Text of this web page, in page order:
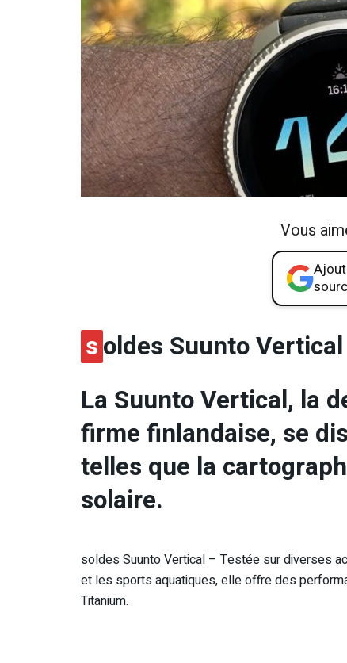
Vous
soldes Suunto Vertical
La Suunto Vertical, la
firme finlandaise, se
telles que la
solaire.
soldes Suunto Vertical – Testée sur diverses
et les sports aquatiques, elle offre des
Titanium.